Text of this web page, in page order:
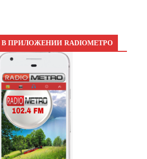
ПРИЛОЖЕНИИ RADIOМЕТРО